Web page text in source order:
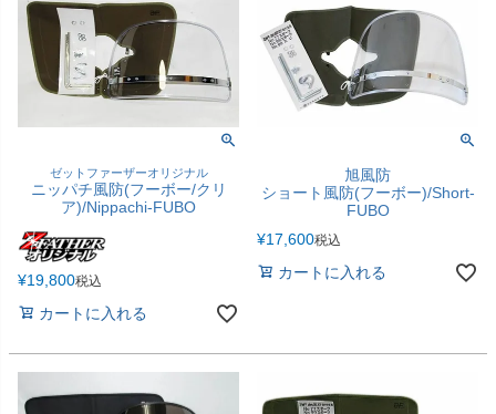
ゼットファーザーオリジナル
ニッパチ風防(フーボー/クリ
ア)/Nippachi-FUBO
¥19,800税込
カートに入れる
旭風防
ショート風防(フーボー)/Short-
FUBO
¥17,600税込
カートに入れる